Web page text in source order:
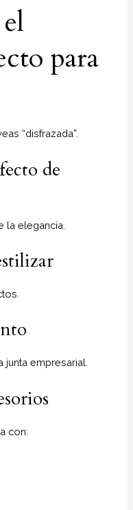
para
“disfrazada”.
de
la elegancia.
junta empresarial.
con: